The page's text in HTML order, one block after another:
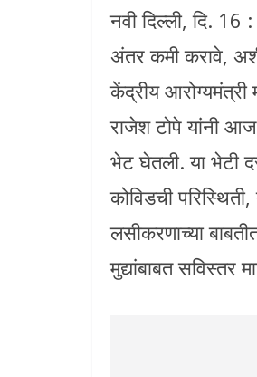
नवी दिल्ली, दि. 16
अंतर कमी करावे,
केंद्रीय आरोग्यमंत्री
राजेश टोपे यांनी
भेट घेतली. या भेटी
कोविडची
लसीकरणाच्या
मुद्यांबाबत सविस्तर